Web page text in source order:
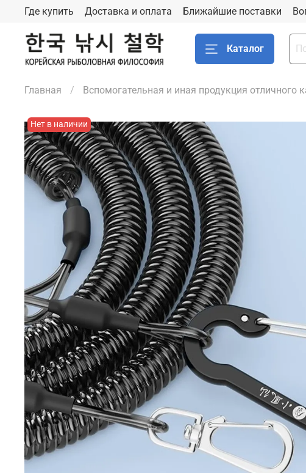
Где купить Доставка и оплата Ближайшие поставки
Каталог
Главная Вспомогательная и иная продукция отличного
Нет в наличии